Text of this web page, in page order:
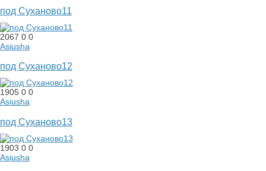
под Суханово11
2067 0 0
Asiusha
под Суханово12
1905 0 0
Asiusha
под Суханово13
1903 0 0
Asiusha